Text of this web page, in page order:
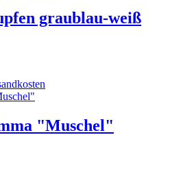
graublau-weiß
"Muschel"